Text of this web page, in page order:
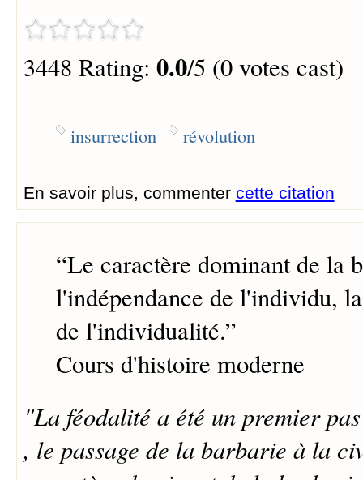
3448 Rating: 0.0/5 (0 votes cast)
insurrection révolution
En savoir plus, commenter cette citation
“Le caractère dominant de la
l'indépendance de l'individu,
de l'individualité.”
Cours d'histoire moderne
"La féodalité a été un premier
, le passage de la barbarie à la